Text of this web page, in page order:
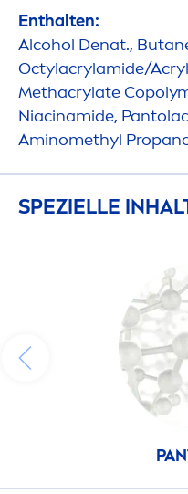
Enthalten:
Alcohol Denat.,
Octylacrylamide/
Methacrylate
Niacinamide,
Aminomethyl
SPEZIELLE